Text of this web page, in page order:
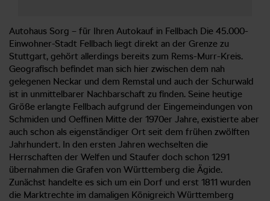
Autohaus Sorg – für Ihren Autokauf in Fellbach Die 45.000-
Einwohner-Stadt Fellbach liegt direkt an der Grenze zu
Stuttgart, gehört allerdings bereits zum Rems-Murr-Kreis.
Geografisch befindet man sich hier zwischen dem nah
gelegenen Neckar und dem Remstal und auch der Schurwald
ist in unmittelbarer Nachbarschaft zu finden. Seine heutige
Größe erlangte Fellbach aufgrund der Eingemeindungen von
Schmiden und Oeffinen Mitte der 1970er Jahre, existierte aber
auch schon als eigenständiger Ort seit dem frühen zwölften
Jahrhundert. In den ersten Jahren wechselten die
Herrschaften der Welfen und Staufer doch schon 1291
übernahmen die Grafen von Württemberg die Ägide.
Zunächst handelte es sich um ein Dorf und erst 1811 wurden
die Marktrechte im damaligen Königreich Württemberg